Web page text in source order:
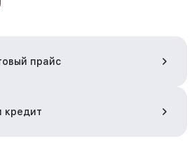
прайс
кредит